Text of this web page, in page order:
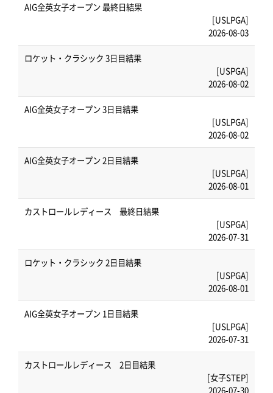
AIG全英女子オープン 最終日結果
[USLPGA]
2026-08-03
ロケット・クラシック 3日目結果
[USPGA]
2026-08-02
AIG全英女子オープン 3日目結果
[USLPGA]
2026-08-02
AIG全英女子オープン 2日目結果
[USLPGA]
2026-08-01
カストロールレディース 最終日結果
[USPGA]
2026-07-31
ロケット・クラシック 2日目結果
[USPGA]
2026-08-01
AIG全英女子オープン 1日目結果
[USLPGA]
2026-07-31
カストロールレディース 2日目結果
[女子STEP]
2026-07-30